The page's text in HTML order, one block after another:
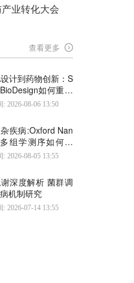
业转化大会
查看更多
计到药物创新：S
如何重塑
学研发生态
: 2026-08-06 13:50
疾病:Oxford Nan
组学测序如何揭
制
: 2026-08-05 13:55
深度解析 菌群调
机制研究
: 2026-07-14 13:55